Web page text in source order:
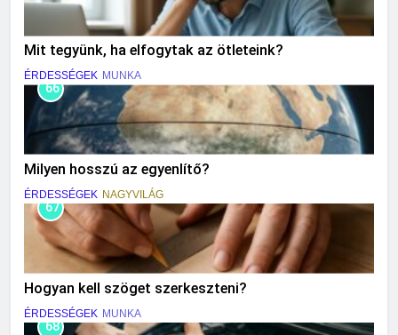
Mit tegyünk, ha elfogytak az ötleteink?
ÉRDESSÉGEK MUNKA
66
Milyen hosszú az egyenlítő?
ÉRDESSÉGEK NAGYVILÁG
67
Hogyan kell szöget szerkeszteni?
ÉRDESSÉGEK MUNKA
68